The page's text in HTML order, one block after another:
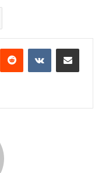
Reddit VKontakteShare via Email